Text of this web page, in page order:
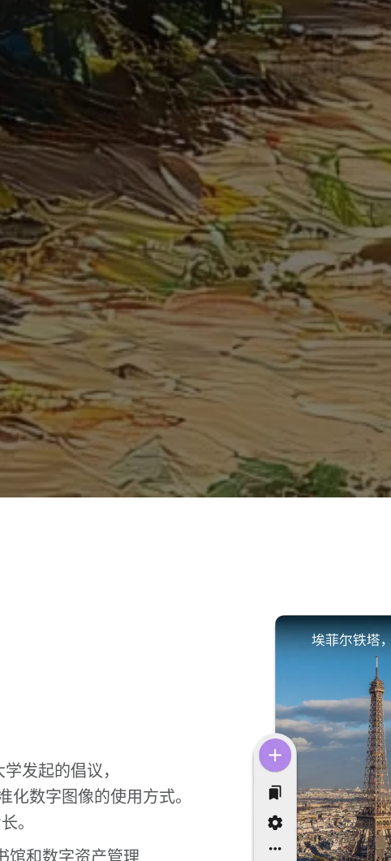
发起的倡议，
数字图像的使用方式。
。
馆和数字资产管理